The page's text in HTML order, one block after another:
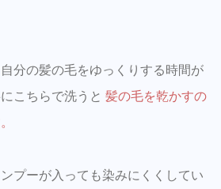
分の髪の毛をゆっくりする時間が
こちらで洗うと 髪の毛を乾かすの
プーが入っても染みにくくしてい